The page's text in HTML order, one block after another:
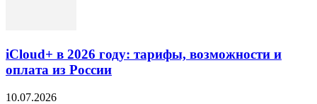
iCloud+ в 2026 году: тарифы, возможности и
оплата из России
10.07.2026